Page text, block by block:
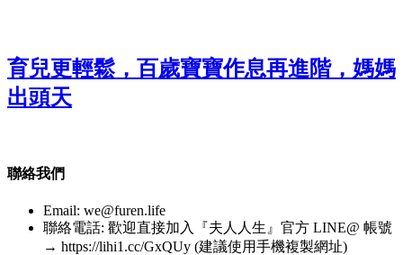
育兒更輕鬆，百歲寶寶作息再進階，媽媽
出頭天
聯絡我們
Email: we@furen.life
聯絡電話: 歡迎直接加入『夫人人生』官方 LINE@ 帳號
→ https://lihi1.cc/GxQUy (建議使用手機複製網址)